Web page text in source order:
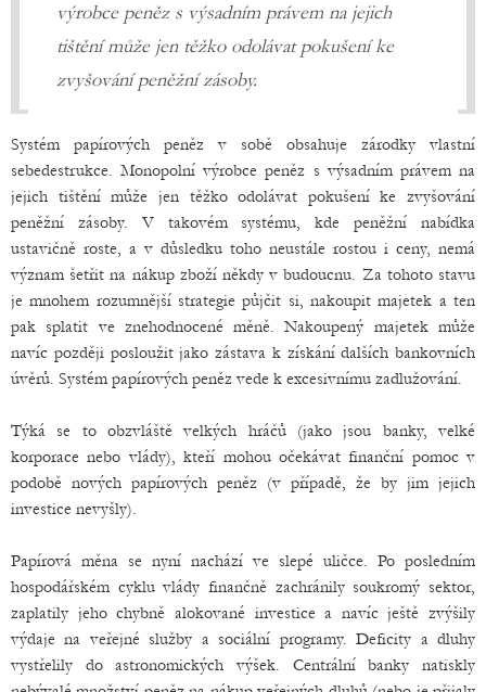
výrobce peněz s výsadním právem na jejich
tištění může jen těžko odolávat pokušení ke
zvyšování peněžní zásoby.
Systém papírových peněz v sobě obsahuje zárodky vlastní
sebedestrukce. Monopolní výrobce peněz s výsadním právem na
jejich tištění může jen těžko odolávat pokušení ke zvyšování
peněžní zásoby. V takovém systému, kde peněžní nabídka
ustavičně roste, a v důsledku toho neustále rostou i ceny, nemá
význam šetřit na nákup zboží někdy v budoucnu. Za tohoto stavu
je mnohem rozumnější strategie půjčit si, nakoupit majetek a ten
pak splatit ve znehodnocené měně. Nakoupený majetek může
navíc později posloužit jako zástava k získání dalších bankovních
úvěrů. Systém papírových peněz vede k excesivnímu zadlužování.
Týká se to obzvláště velkých hráčů (jako jsou banky, velké
korporace nebo vlády), kteří mohou očekávat finanční pomoc v
podobě nových papírových peněz (v případě, že by jim jejich
investice nevyšly).
Papírová měna se nyní nachází ve slepé uličce. Po posledním
hospodářském cyklu vlády finančně zachránily soukromý sektor,
zaplatily jeho chybně alokované investice a navíc ještě zvýšily
výdaje na veřejné služby a sociální programy. Deficity a dluhy
vystřelily do astronomických výšek. Centrální banky natiskly